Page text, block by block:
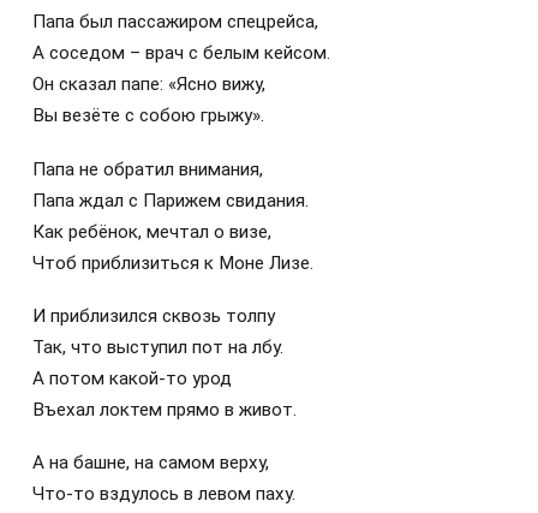
Папа был пассажиром спецрейса,
А соседом – врач с белым кейсом.
Он сказал папе: «Ясно вижу,
Вы везёте с собою грыжу».
Папа не обратил внимания,
Папа ждал с Парижем свидания.
Как ребёнок, мечтал о визе,
Чтоб приблизиться к Моне Лизе.
И приблизился сквозь толпу
Так, что выступил пот на лбу.
А потом какой-то урод
Въехал локтем прямо в живот.
А на башне, на самом верху,
Что-то вздулось в левом паху.